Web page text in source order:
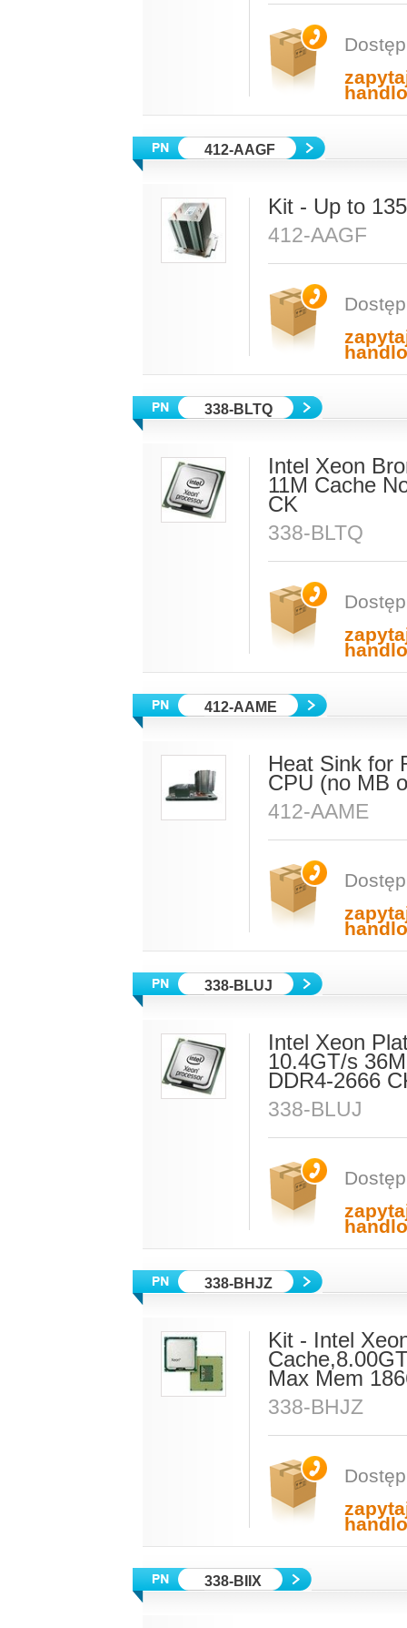
412-AAGF
Kit - Up to
412-AAGF
338-BLTQ
Intel Xeon
11M Cache
CK
338-BLTQ
412-AAME
Heat Sink for
CPU (no MB
412-AAME
338-BLUJ
Intel Xeon
10.4GT/s
DDR4-2666
338-BLUJ
338-BHJZ
Kit - Intel
Max Mem
338-BHJZ
338-BIIX